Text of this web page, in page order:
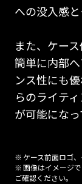
への没入感と
また、ケー
簡単に内部
ンス性にも
らのライテ
が可能になっ
※ ケース前面ロゴ、
※ 画像はイメージ
ご確認ください。